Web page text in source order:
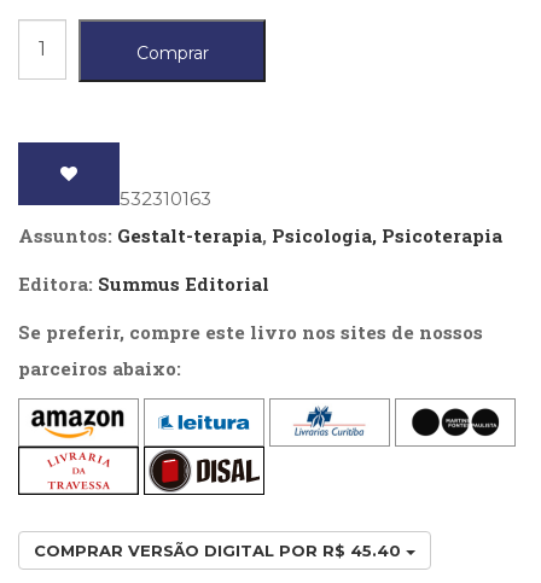
LGBTQIA+
Literatura
Ficção,
(69)
de
(48)
PNL
(Programação
Neurolingüística)
(41)
Psicodrama
Psicologia,
Psicoterapia
Frederick
e
obra
Comprar
: 9788532310163
Assuntos: Gestalt-terapia, Psicologia, Psicoterapia
Editora: Summus Editorial
Se preferir, compre este livro nos sites de nossos
parceiros abaixo:
COMPRAR VERSÃO DIGITAL POR R$ 45.40